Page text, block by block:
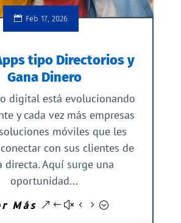
Feb 17, 2026
tipo Directorios y
Gana Dinero
digital está evolucionando
y cada vez más empresas
móviles que les
con sus clientes de
directa. Aquí surge una
oportunidad...
Más